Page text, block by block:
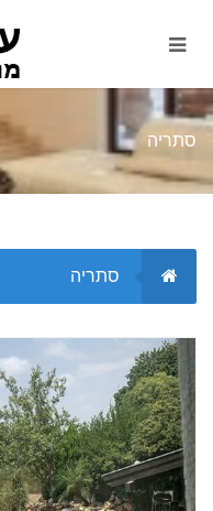
סתריה
סתריה